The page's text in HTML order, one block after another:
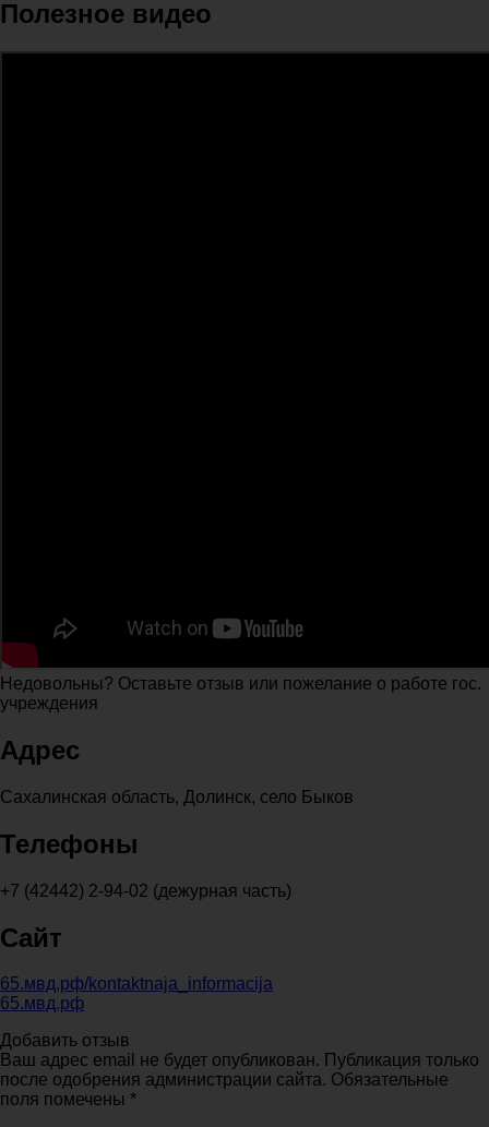
Полезное видео
Недовольны? Оставьте отзыв или пожелание о работе гос.
учреждения
Адрес
Сахалинская область, Долинск, село Быков
Телефоны
+7 (42442) 2-94-02 (дежурная часть)
Сайт
65.мвд.рф/kontaktnaja_informacija
65.мвд.рф
Добавить отзыв
Ваш адрес email не будет опубликован. Публикация только
после одобрения администрации сайта. Обязательные
поля помечены *